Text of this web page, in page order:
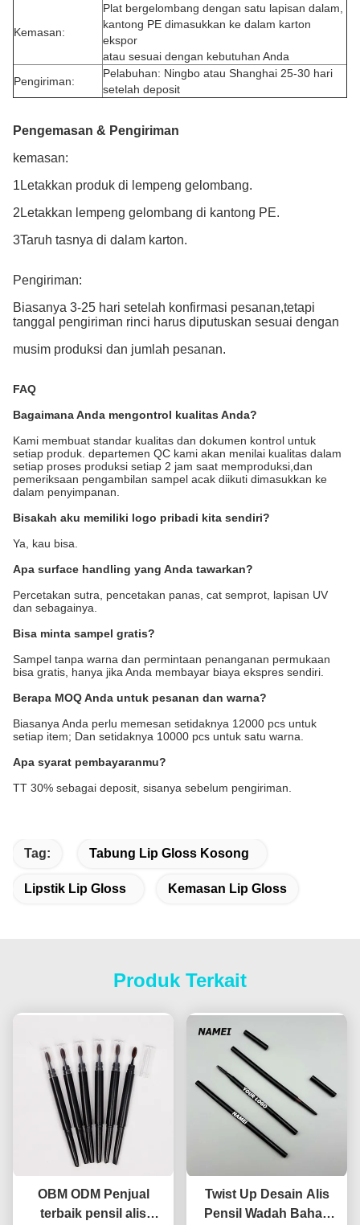
Kemasan:
Plat bergelombang dengan satu lapisan dalam,
kantong PE dimasukkan ke dalam karton
ekspor
atau sesuai dengan kebutuhan Anda
Pengiriman:
Pelabuhan: Ningbo atau Shanghai 25-30 hari
setelah deposit
Pengemasan & Pengiriman
kemasan:
1Letakkan produk di lempeng gelombang.
2Letakkan lempeng gelombang di kantong PE.
3Taruh tasnya di dalam karton.
Pengiriman:
Biasanya 3-25 hari setelah konfirmasi pesanan,tetapi
tanggal pengiriman rinci harus diputuskan sesuai dengan
musim produksi dan jumlah pesanan.
FAQ
Bagaimana Anda mengontrol kualitas Anda?
Kami membuat standar kualitas dan dokumen kontrol untuk
setiap produk. departemen QC kami akan menilai kualitas dalam
setiap proses produksi setiap 2 jam saat memproduksi,dan
pemeriksaan pengambilan sampel acak diikuti dimasukkan ke
dalam penyimpanan.
Bisakah aku memiliki logo pribadi kita sendiri?
Ya, kau bisa.
Apa surface handling yang Anda tawarkan?
Percetakan sutra, pencetakan panas, cat semprot, lapisan UV
dan sebagainya.
Bisa minta sampel gratis?
Sampel tanpa warna dan permintaan penanganan permukaan
bisa gratis, hanya jika Anda membayar biaya ekspres sendiri.
Berapa MOQ Anda untuk pesanan dan warna?
Biasanya Anda perlu memesan setidaknya 12000 pcs untuk
setiap item; Dan setidaknya 10000 pcs untuk satu warna.
Apa syarat pembayaranmu?
TT 30% sebagai deposit, sisanya sebelum pengiriman.
Tag: Tabung Lip Gloss Kosong
Lipstik Lip Gloss Kemasan Lip Gloss
Produk Terkait
OBM ODM Penjual
terbaik pensil alis
Twist Up Desain Alis
Pensil Wadah Bahan